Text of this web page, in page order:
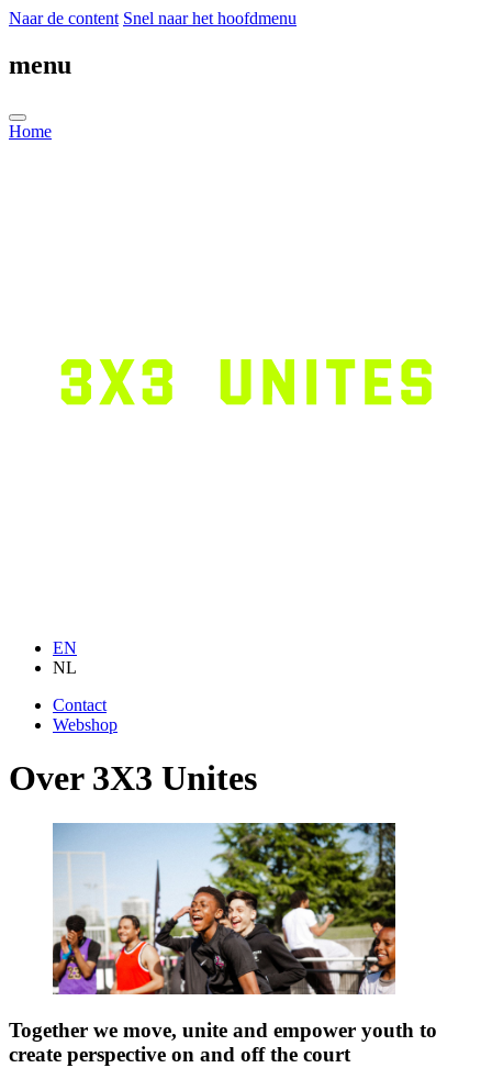
Naar de content Snel naar het hoofdmenu
menu
Home
EN
NL
Contact
Webshop
Over 3X3 Unites
Together we move, unite and empower youth to
create perspective on and off the court